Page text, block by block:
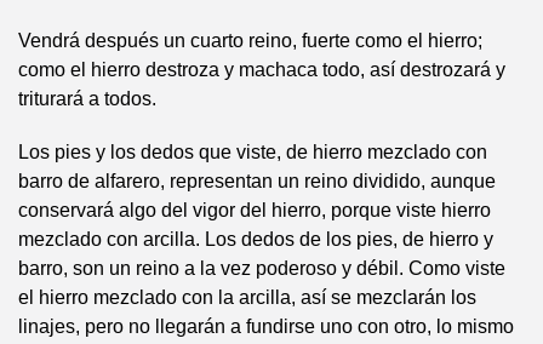
Vendrá después un cuarto reino, fuerte como el hierro;
como el hierro destroza y machaca todo, así destrozará y
triturará a todos.
Los pies y los dedos que viste, de hierro mezclado con
barro de alfarero, representan un reino dividido, aunque
conservará algo del vigor del hierro, porque viste hierro
mezclado con arcilla. Los dedos de los pies, de hierro y
barro, son un reino a la vez poderoso y débil. Como viste
el hierro mezclado con la arcilla, así se mezclarán los
linajes, pero no llegarán a fundirse uno con otro, lo mismo